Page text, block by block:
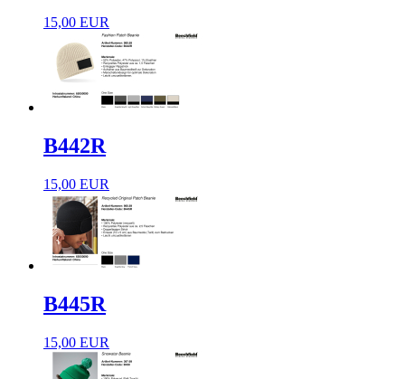
15,00 EUR
B442R
15,00 EUR
B445R
15,00 EUR